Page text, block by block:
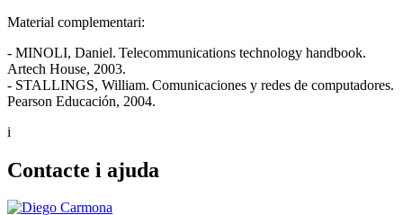
Material complementari:
- MINOLI, Daniel. Telecommunications technology handbook.
Artech House, 2003.
- STALLINGS, William. Comunicaciones y redes de computadores.
Pearson Educación, 2004.
i
Contacte i ajuda